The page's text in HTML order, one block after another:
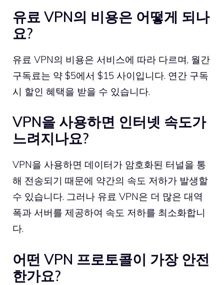
유료 VPN의 비용은 어떻게 되나
요?
유료 VPN의 비용은 서비스에 따라 다르며, 월간
구독료는 약 $5에서 $15 사이입니다. 연간 구독
시 할인 혜택을 받을 수 있습니다.
VPN을 사용하면 인터넷 속도가
느려지나요?
VPN을 사용하면 데이터가 암호화된 터널을 통
해 전송되기 때문에 약간의 속도 저하가 발생할
수 있습니다. 그러나 유료 VPN은 더 많은 대역
폭과 서버를 제공하여 속도 저하를 최소화합니
다.
어떤 VPN 프로토콜이 가장 안전
한가요?